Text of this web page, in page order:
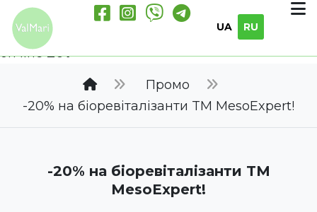
Notice: Undefined offset: 2 in
/home/iwebsite/cstyle/valmari.ua/catalog/
on line207
UA RU
Промо
-20% на біоревіталізанти TM MesoExpert!
-20% на біоревіталізанти TM
MesoExpert!